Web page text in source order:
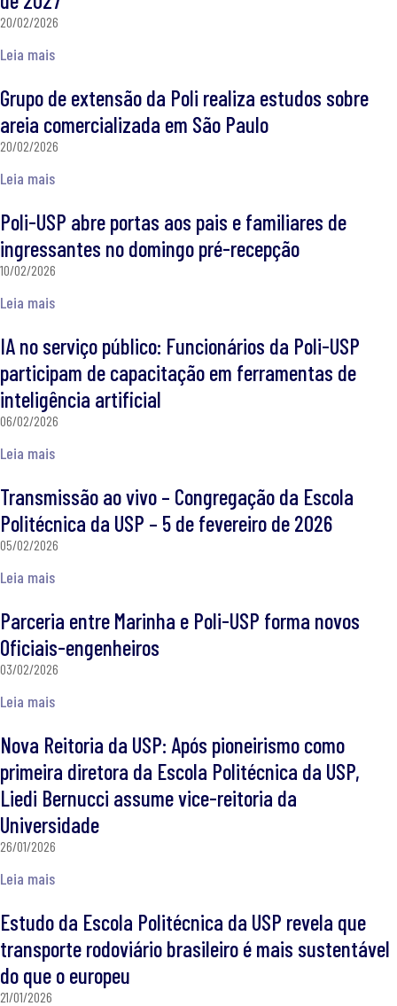
20/02/2026
Leia mais
Grupo de extensão da Poli realiza estudos sobre
areia comercializada em São Paulo
20/02/2026
Leia mais
Poli-USP abre portas aos pais e familiares de
ingressantes no domingo pré-recepção
10/02/2026
Leia mais
IA no serviço público: Funcionários da Poli-USP
participam de capacitação em ferramentas de
inteligência artificial
06/02/2026
Leia mais
Transmissão ao vivo – Congregação da Escola
Politécnica da USP – 5 de fevereiro de 2026
05/02/2026
Leia mais
Parceria entre Marinha e Poli-USP forma novos
Oficiais-engenheiros
03/02/2026
Leia mais
Nova Reitoria da USP: Após pioneirismo como
primeira diretora da Escola Politécnica da USP,
Liedi Bernucci assume vice-reitoria da
Universidade
26/01/2026
Leia mais
Estudo da Escola Politécnica da USP revela que
transporte rodoviário brasileiro é mais sustentável
do que o europeu
21/01/2026